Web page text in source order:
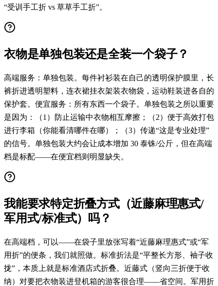
“受训手工折 vs 草草手工折”。
衣物是单独包装还是全装一个袋子？
高端服务：单独包装。每件衬衫装在自己的透明保护膜里，长
裤折进透明塑料，连衣裙挂衣架装衣物袋，运动鞋装进各自的
保护套。便宜服务：所有东西一个袋子。单独包装之所以重要
是因为：（1）防止运输中衣物相互摩擦；（2）便于高效打包
进行李箱（你能看清哪件在哪）；（3）传递“这是专业处理”
的信号。单独包装大约会让成本增加 30 泰铢/公斤，但在高端
档是标配——在便宜档则明显缺失。
我能要求特定折叠方式（近藤麻理惠式/
军用式/标准式）吗？
在高端档，可以——在袋子里放张写着“近藤麻理惠式”或“军
用折”的便条，我们就照做。标准折法是“平整长方形、袖子收
拢”，本质上就是标准酒店式折叠。近藤式（竖向三折便于收
纳）对要把衣物装进登机箱的游客很合理——省空间。军用折